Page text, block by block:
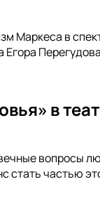
Маркеса в
в
вопросы
стать частью